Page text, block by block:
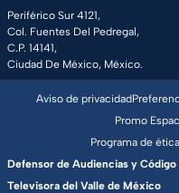
Periférico Sur 4121,
Col. Fuentes Del Pedregal,
C.P. 14141,
Ciudad De México, México.
Aviso de privacidad
Promo
Programa de
Defensor de Audiencias y
Televisora del Valle de México